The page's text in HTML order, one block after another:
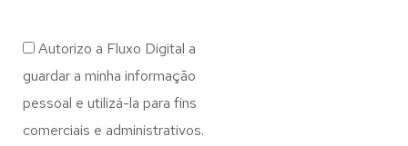
Autorizo a Fluxo Digital a
guardar a minha informação
pessoal e utilizá-la para fins
comerciais e administrativos.